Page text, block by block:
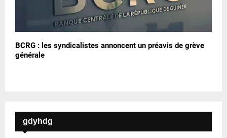
BCRG : les syndicalistes annoncent un préavis de grève
générale
gdyhdg